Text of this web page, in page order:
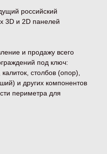
российский
3D и 2D панелей
и продажу всего
под ключ:
столбов (опор),
и других компонентов
периметра для